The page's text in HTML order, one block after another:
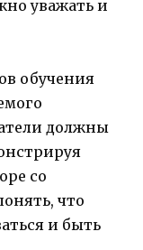
уважать и
обучения
должны
со
что
и быть